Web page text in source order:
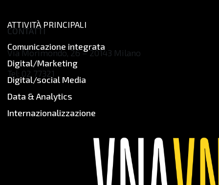
CONTATTI
Via Morimondo, 26 – 20143 Milano
Tel: 02 77321
ATTIVITÀ PRINCIPALI
Comunicazione integrata
Digital/Marketing
Digital/social Media
Data & Analytics
Internazionalizzazione